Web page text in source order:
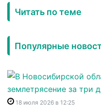
Читать по теме
Популярные
18 июля 2026 в 12:25